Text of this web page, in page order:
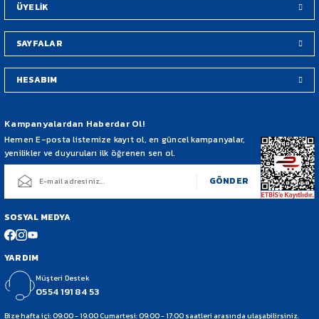
ÜYELİK
SAYFALAR
HESABIM
Kampanyalardan Haberdar Ol!
Hemen E-posta listemize kayıt ol, en güncel kampanyalar,
yenilikler ve duyuruları ilk öğrenen sen ol.
GÖNDER
SOSYAL MEDYA
YARDIM
Müşteri Destek
0554 191 84 53
Bize hafta içi: 09:00 - 19:00 Cumartesi: 09:00 - 17:00 saatleri arasında ulaşabilirsiniz.